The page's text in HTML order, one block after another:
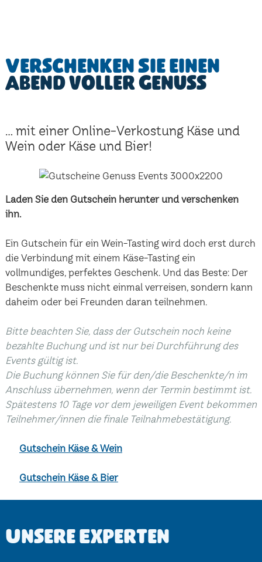
Verschenken Sie einen
Abend voller Genuss
... mit einer Online-Verkostung Käse und
Wein oder Käse und Bier!
Laden Sie den Gutschein herunter und verschenken
ihn.
Ein Gutschein für ein Wein-Tasting wird doch erst durch
die Verbindung mit einem Käse-Tasting ein
vollmundiges, perfektes Geschenk. Und das Beste: Der
Beschenkte muss nicht einmal verreisen, sondern kann
daheim oder bei Freunden daran teilnehmen.
Bitte beachten Sie, dass der Gutschein noch keine
bezahlte Buchung und ist nur bei Durchführung des
Events gültig ist.
Die Buchung können Sie für den/die Beschenkte/n im
Anschluss übernehmen, wenn der Termin bestimmt ist.
Spätestens 10 Tage vor dem jeweiligen Event bekommen
Teilnehmer/innen die finale Teilnahmebestätigung.
Gutschein Käse & Wein
Gutschein Käse & Bier
Unsere Experten